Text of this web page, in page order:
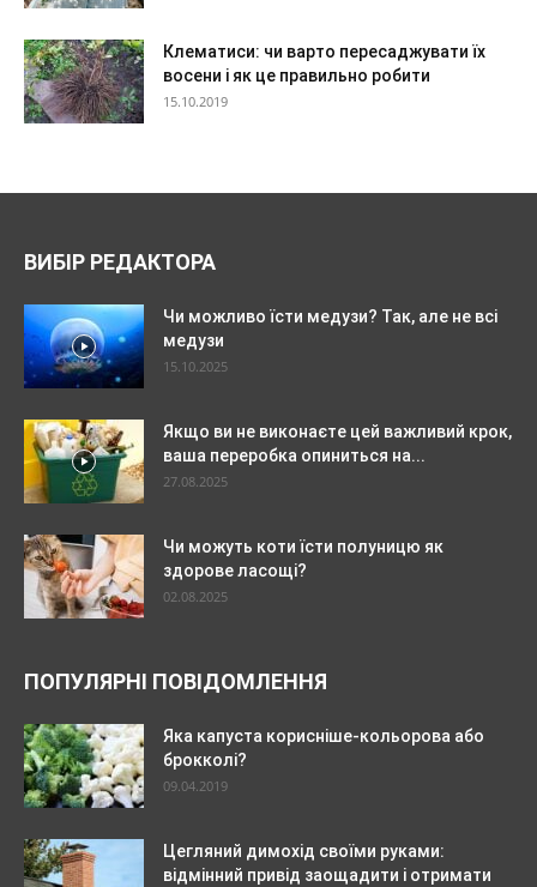
Клематиси: чи варто пересаджувати їх
восени і як це правильно робити
15.10.2019
ВИБІР РЕДАКТОРА
Чи можливо їсти медузи? Так, але не всі
медузи
15.10.2025
Якщо ви не виконаєте цей важливий крок,
ваша переробка опиниться на...
27.08.2025
Чи можуть коти їсти полуницю як
здорове ласощі?
02.08.2025
ПОПУЛЯРНІ ПОВІДОМЛЕННЯ
Яка капуста корисніше-кольорова або
брокколі?
09.04.2019
Цегляний димохід своїми руками:
відмінний привід заощадити і отримати